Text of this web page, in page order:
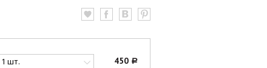
1 шт. 450 a